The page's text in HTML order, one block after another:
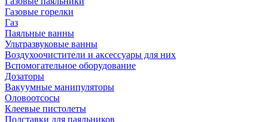
Газовые горелки
Газ
Паяльные ванны
Ультразвуковые ванны
Воздухоочистители и аксессуары для них
Вспомогательное оборудование
Дозаторы
Вакуумные манипуляторы
Оловоотсосы
Клеевые пистолеты
Подставки для паяльников